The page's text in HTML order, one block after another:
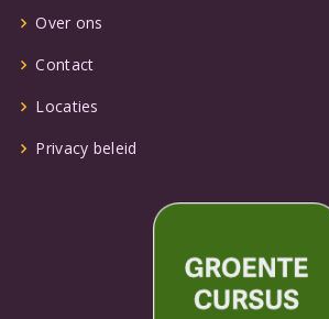
Over ons
Contact
Locaties
Privacy beleid